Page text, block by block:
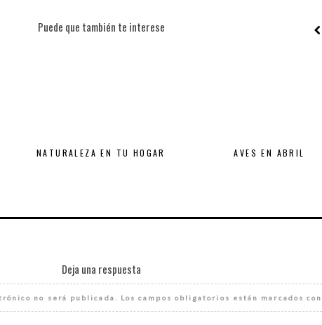
Puede que también te interese
NATURALEZA EN TU HOGAR AVES EN ABRIL
Deja una respuesta
no será publicada. Los campos obligatorios están marcados con